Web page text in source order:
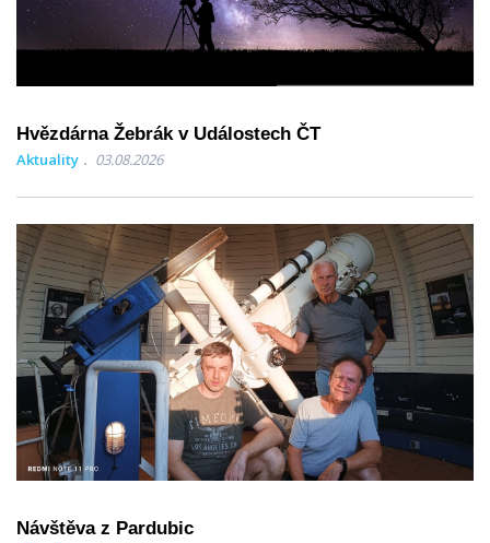
Hvězdárna Žebrák v Událostech ČT
Aktuality 03.08.2026
Návštěva z Pardubic